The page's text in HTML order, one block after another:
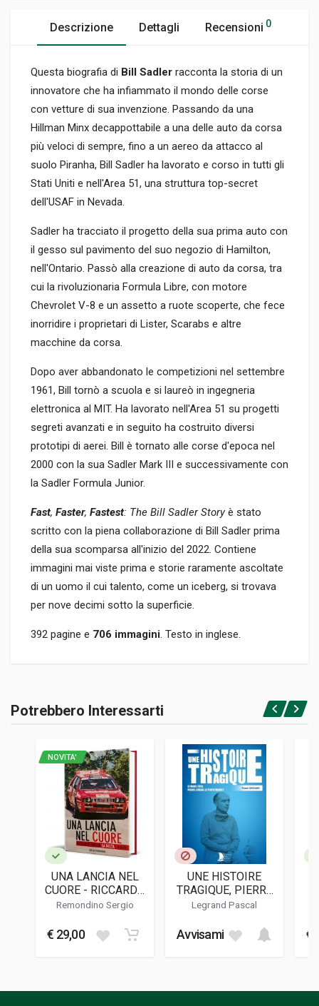
Descrizione Dettagli Recensioni 0
Questa biografia di Bill Sadler racconta la storia di un
innovatore che ha infiammato il mondo delle corse
con vetture di sua invenzione. Passando da una
Hillman Minx decappottabile a una delle auto da corsa
più veloci di sempre, fino a un aereo da attacco al
suolo Piranha, Bill Sadler ha lavorato e corso in tutti gli
Stati Uniti e nell'Area 51, una struttura top-secret
dell'USAF in Nevada.
Sadler ha tracciato il progetto della sua prima auto con
il gesso sul pavimento del suo negozio di Hamilton,
nell'Ontario. Passò alla creazione di auto da corsa, tra
cui la rivoluzionaria Formula Libre, con motore
Chevrolet V-8 e un assetto a ruote scoperte, che fece
inorridire i proprietari di Lister, Scarabs e altre
macchine da corsa.
Dopo aver abbandonato le competizioni nel settembre
1961, Bill tornò a scuola e si laureò in ingegneria
elettronica al MIT. Ha lavorato nell'Area 51 su progetti
segreti avanzati e in seguito ha costruito diversi
prototipi di aerei. Bill è tornato alle corse d'epoca nel
2000 con la sua Sadler Mark III e successivamente con
la Sadler Formula Junior.
Fast, Faster, Fastest: The Bill Sadler Storyè stato
scritto con la piena collaborazione di Bill Sadler prima
della sua scomparsa all'inizio del 2022. Contiene
immagini mai viste prima e storie raramente ascoltate
di un uomo il cui talento, come un iceberg, si trovava
per nove decimi sotto la superficie.
392 pagine e 706 immagini. Testo in inglese.
Rilegato
9781956309034
Dalton Watson
LINGUA DEL TESTO
DATA DI STAMPA
06/2024
23,5 x 28,5 x 2,5 cm
Accedi o registrati
Potrebbero Interessarti
NOVITA'
UNA LANCIA NEL
CUORE - RICCARDO
ERRANI, LA DELTA, I
Remondino Sergio
€ 29,00
UNE HISTOIRE
TRAGIQUE, PIERRE
BOUILLIN "LEVEGH",
Legrand Pascal
Avvisami €